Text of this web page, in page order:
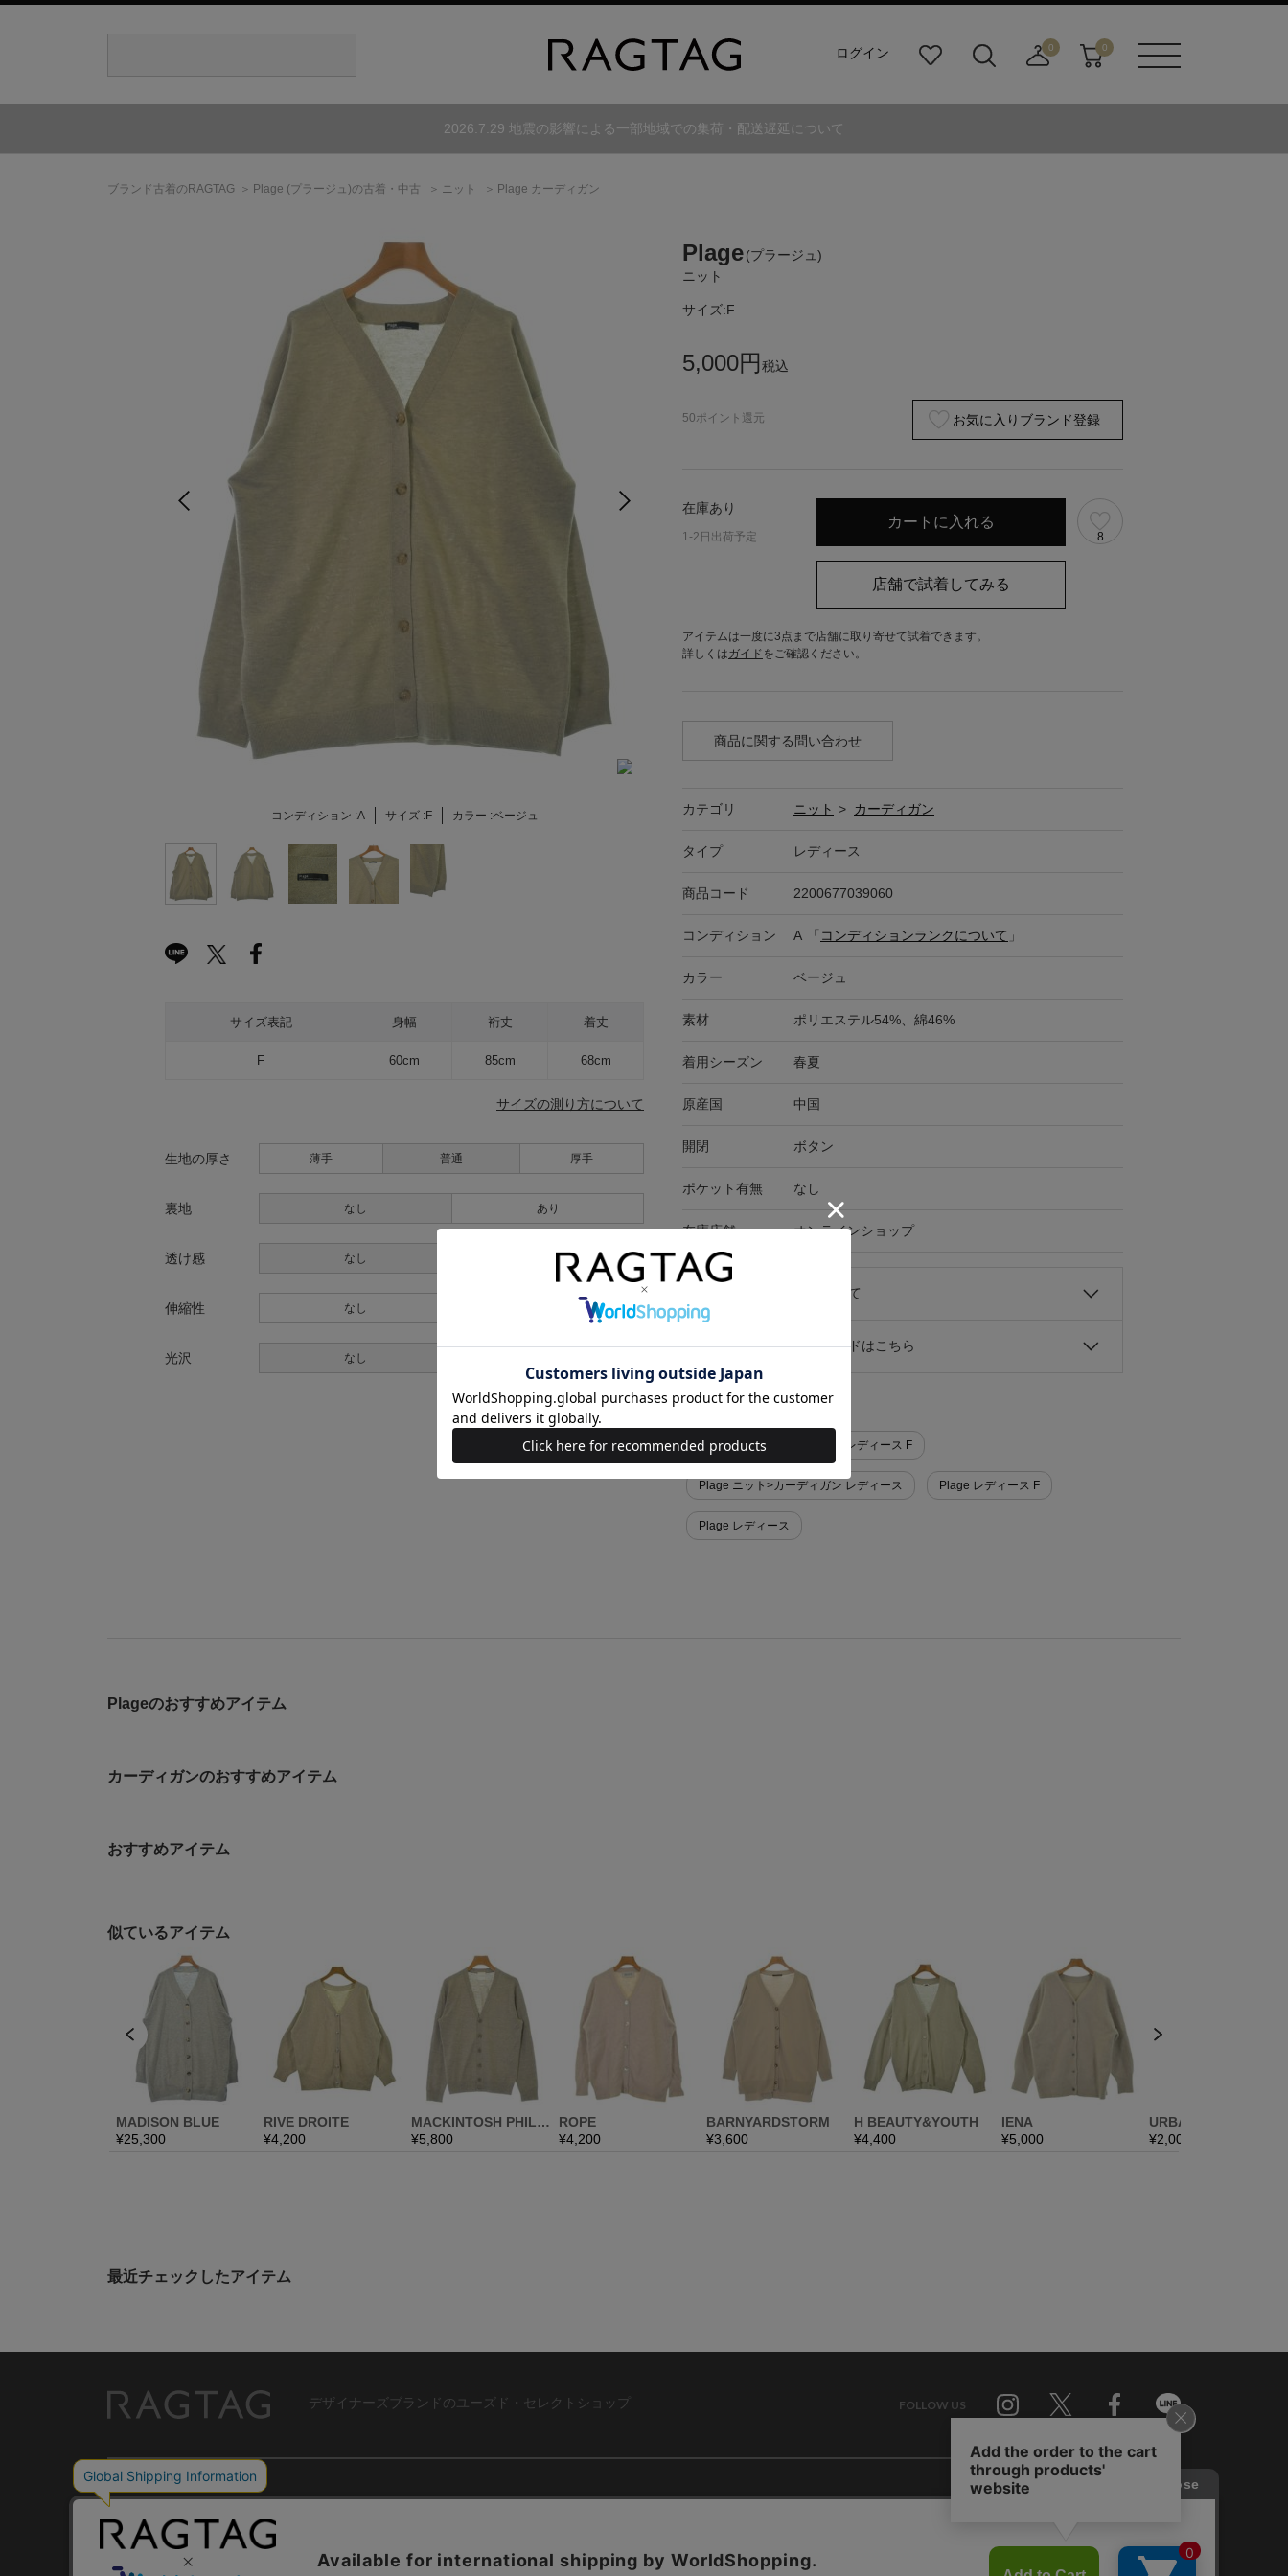
ログイン
り
ダ
0
寄
0
2026.7.29 地震の影響による一部地域での集荷・配送遅延について
ブランド古着のRAGTAG Plage (プラージュ)の古着・中古 ニット Plage カーディガン
コンディション :A サイズ :F カラー :ベージュ
サイズ表記 身幅 裄丈 着丈
F 60cm 85cm 68cm
サイズの測り方について
生地の厚さ 薄手 普通 厚手
裏地 なし あり
透け感 なし あり
伸縮性 なし
光沢 なし
Plage(プラージュ)
ニット
サイズ:F
5,000円 税込
50ポイント還元 お気に入りブランド登録
在庫あり
1-2日出荷予定 8
アイテムは一度に3点まで店舗に取り寄せて試着できます。
詳しくはガイド をご確認ください。
商品に関する問い合わせ
カテゴリ ニット > カーディガン
タイプ レディース
商品コード 2200677039060
コンディション A 「 コンディションランクについて 」
カラー ベージュ
素材 ポリエステル54%、綿46%
着用シーズン 春夏
原産国 中国
開閉 ボタン
ポケット有無 なし
在庫店舗 オンラインショップ
キャンセル・返品について
お買い物時のご利用ガイドはこちら
似た条件で検索
Plage ニット>カーディガン レディース F
Plage ニット>カーディガン レディース Plage レディース F
Plage レディース
Plageのおすすめアイテム
カーディガンのおすすめアイテム
おすすめアイテム
最近チェックしたアイテム
デザイナーズブランドのユーズド・セレクトショップ FOLLOW US
Line
USER GUIDE
ご利用ガイド ショップリスト コーポレートサイト
RAGTAG 公式アプリ